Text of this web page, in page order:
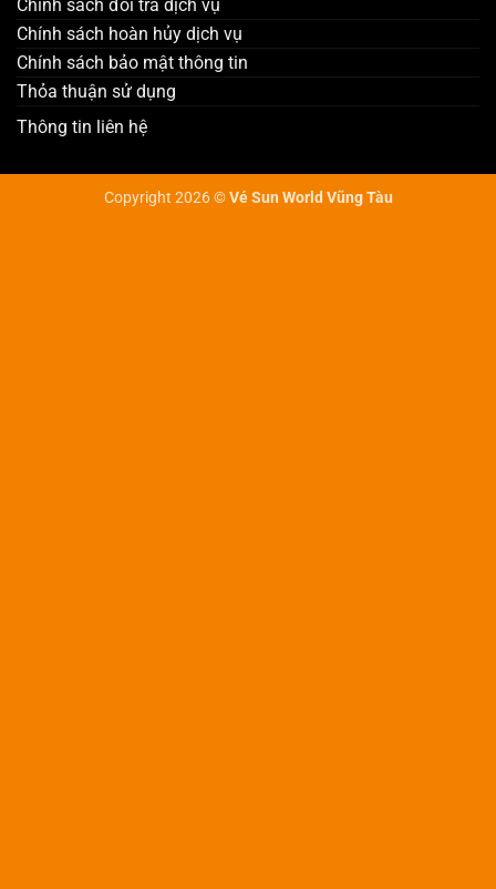
Chính sách đổi trả dịch vụ
Chính sách hoàn hủy dịch vụ
Chính sách bảo mật thông tin
Thỏa thuận sử dụng
Thông tin liên hệ
Copyright 2026 ©Vé Sun World Vũng Tàu